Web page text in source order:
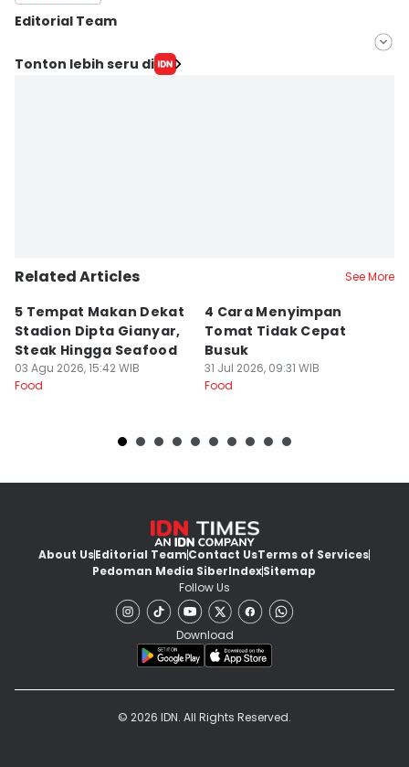
Editorial Team
Editor
Tonton lebih seru di
Related Articles See More
5 Tempat Makan Dekat
Stadion Dipta Gianyar,
Steak Hingga Seafood
03 Agu 2026, 15:42 WIB
Food
4 Cara Menyimpan
Tomat Tidak Cepat
Busuk
31 Jul 2026, 09:31 WIB
Food
About UsEditorial TeamContact UsTerms of Services
Pedoman Media SiberIndexSitemap
Follow Us
Download
© 2026 IDN. All Rights Reserved.